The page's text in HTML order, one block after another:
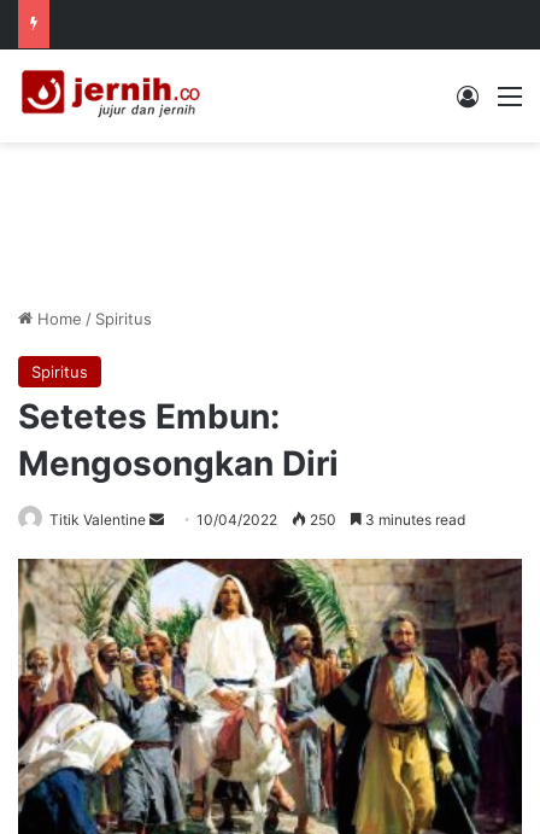
Log In
Home / Spiritus
Spiritus
Setetes Embun:
Mengosongkan Diri
Titik Valentine
Send
email
10/04/2022 250 3 minutes read